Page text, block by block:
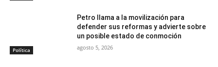
Política
Petro llama a la movilización para
defender sus reformas y advierte sobre
un posible estado de conmoción
agosto 5, 2026